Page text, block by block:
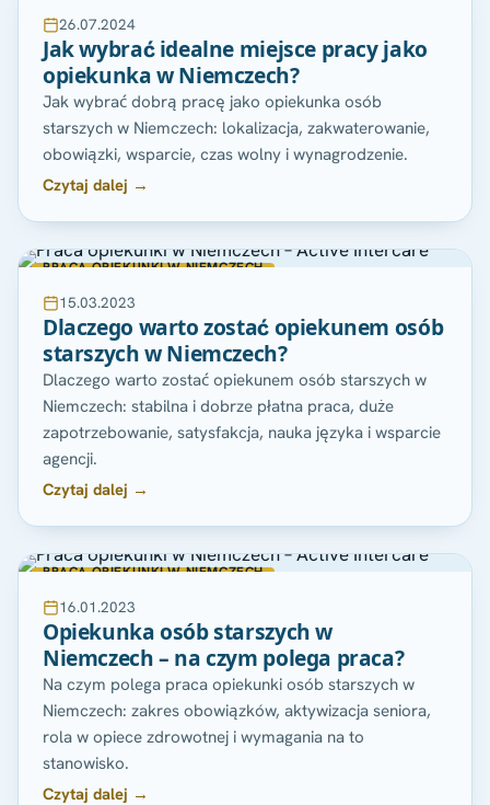
26.07.2024
Jak wybrać idealne miejsce pracy jako
opiekunka w Niemczech?
Jak wybrać dobrą pracę jako opiekunka osób
starszych w Niemczech: lokalizacja, zakwaterowanie,
obowiązki, wsparcie, czas wolny i wynagrodzenie.
Czytaj dalej →
PRACA OPIEKUNKI W NIEMCZECH
15.03.2023
Dlaczego warto zostać opiekunem osób
starszych w Niemczech?
Dlaczego warto zostać opiekunem osób starszych w
Niemczech: stabilna i dobrze płatna praca, duże
zapotrzebowanie, satysfakcja, nauka języka i wsparcie
agencji.
Czytaj dalej →
PRACA OPIEKUNKI W NIEMCZECH
16.01.2023
Opiekunka osób starszych w
Niemczech – na czym polega praca?
Na czym polega praca opiekunki osób starszych w
Niemczech: zakres obowiązków, aktywizacja seniora,
rola w opiece zdrowotnej i wymagania na to
stanowisko.
Czytaj dalej →